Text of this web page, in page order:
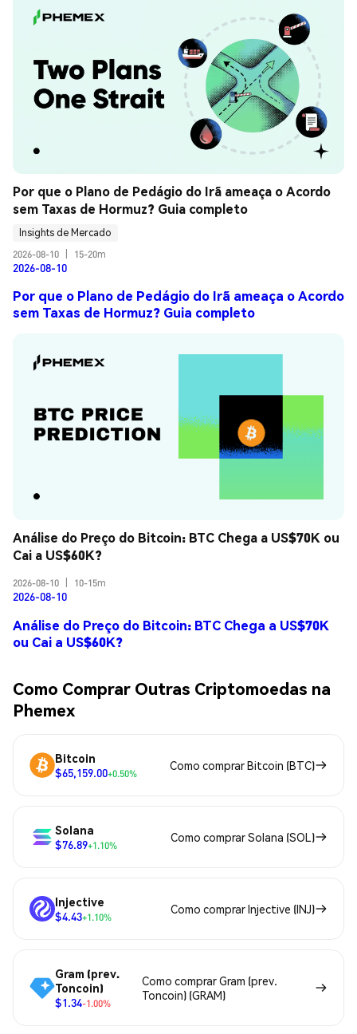
Por que o Plano de Pedágio do Irã ameaça o Acordo
sem Taxas de Hormuz? Guia completo
Insights de Mercado
2026-08-10
15-20m
2026-08-10
Por que o Plano de Pedágio do Irã ameaça o Acordo
sem Taxas de Hormuz? Guia completo
Análise do Preço do Bitcoin: BTC Chega a US$70K ou
Cai a US$60K?
2026-08-10 10-15m
2026-08-10
Análise do Preço do Bitcoin: BTC Chega a US$70K
ou Cai a US$60K?
Como Comprar Outras Criptomoedas na
Phemex
Bitcoin
$65,159.00+0.50%
Como comprar Bitcoin (BTC)
Solana
$76.89+1.10%
Como comprar Solana (SOL)
Injective
$4.43+1.10%
Como comprar Injective (INJ)
Gram (prev.
Toncoin)
$1.34-1.00%
Como comprar Gram (prev.
Toncoin) (GRAM)